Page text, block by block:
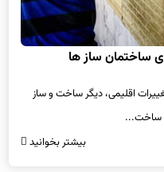
ساختمان ساز ها
اقلیمی، دیگر ساخت و ساز
ساخت...
بیشتر بخوانید